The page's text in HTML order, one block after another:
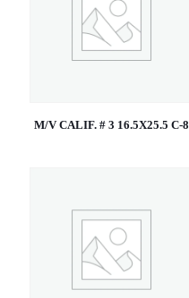
M/V CALIF. # 3 16.5X25.5 C-8